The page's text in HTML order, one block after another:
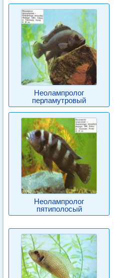
Неолампролог
перламутровый
Неолампролог
пятиполосый